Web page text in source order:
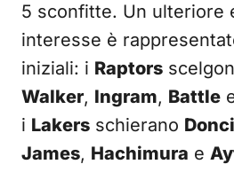
5 sconfitte. Un ulteriore
interesse è
iniziali: i Raptors
Walker, Ingram, Battle
i Lakers schierano
James, Hachimura e